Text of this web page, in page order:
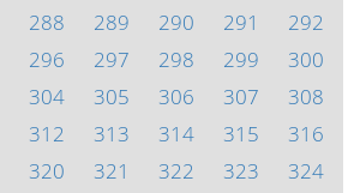
288 289 290 291
292
296 297 298 299
300
304 305 306 307
308
312 313 314 315
316
320 321 322 323
324